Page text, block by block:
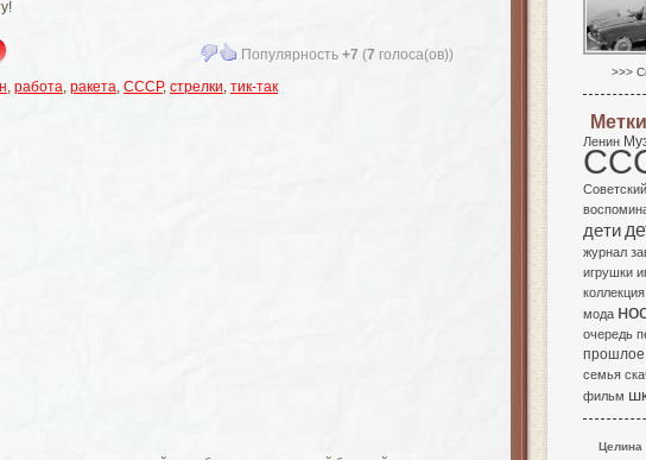
Популярность +7 (7 голоса(ов))
, работа, ракета, СССР, стрелки, тик-так
>>>
Метки
Ленин
дети
журнал
игрушки
коллекция
мода
очередь
прошлое
семья
фильм
Целина